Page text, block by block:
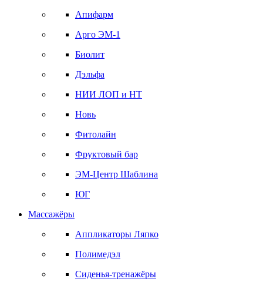
Апифарм
Арго ЭМ-1
Биолит
Дэльфа
НИИ ЛОП и НТ
Новь
Фитолайн
Фруктовый бар
ЭМ-Центр Шаблина
ЮГ
Массажёры
Аппликаторы Ляпко
Полимедэл
Сиденья-тренажёры